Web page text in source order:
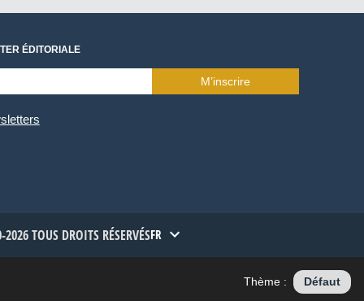
ÉDITORIALE
M’inscrire
TOUS DROITS RÉSERVÉSFR
Thème : Défaut